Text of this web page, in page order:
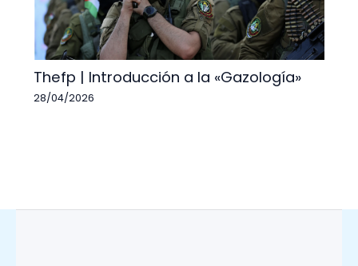
Thefp | Introducción a la «Gazología»
28/04/2026